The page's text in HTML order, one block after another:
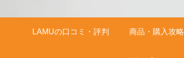
LAMUの口コミ・評判 商品・購入攻略